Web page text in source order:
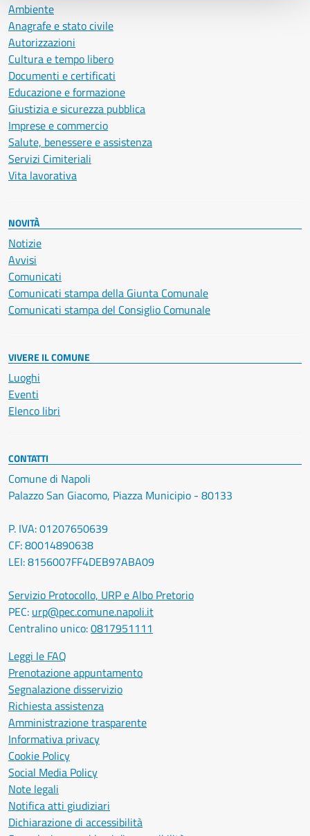
Ambiente
Anagrafe e stato civile
Autorizzazioni
Cultura e tempo libero
Documenti e certificati
Educazione e formazione
Giustizia e sicurezza pubblica
Imprese e commercio
Salute, benessere e assistenza
Servizi Cimiteriali
Vita lavorativa
NOVITÀ
Notizie
Avvisi
Comunicati
Comunicati stampa della Giunta Comunale
Comunicati stampa del Consiglio Comunale
VIVERE IL COMUNE
Luoghi
Eventi
Elenco libri
CONTATTI
Comune di Napoli
Palazzo San Giacomo, Piazza Municipio - 80133
P. IVA: 01207650639
CF: 80014890638
LEI: 8156007FF4DEB97ABA09
Servizio Protocollo, URP e Albo Pretorio
PEC: urp@pec.comune.napoli.it
Centralino unico:0817951111
Leggi le FAQ
Prenotazione appuntamento
Segnalazione disservizio
Richiesta assistenza
Amministrazione trasparente
Informativa privacy
Cookie Policy
Social Media Policy
Note legali
Notifica atti giudiziari
Dichiarazione di accessibilità